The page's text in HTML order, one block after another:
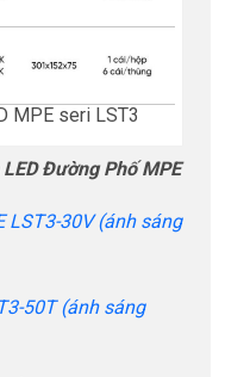
MPE seri LST3
Đường Phố MPE
LST3-30V (ánh sáng
50T (ánh sáng